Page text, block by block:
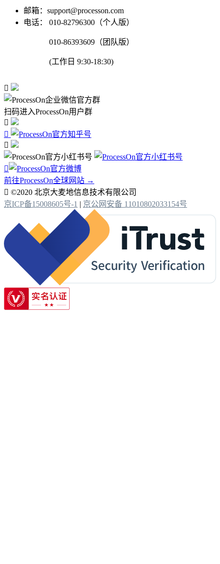
邮箱：support@processon.com
电话：
010-82796300（个人版）
010-86393609（团队版）
(工作日 9:30-18:30)

扫码进入ProcessOn用户群




前往ProcessOn全球网站 →
 ©2020 北京大麦地信息技术有限公司
京ICP备15008605号-1 | 京公网安备 11010802033154号